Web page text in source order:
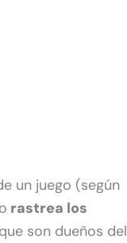
un juego (según
rastrea los
son dueños del